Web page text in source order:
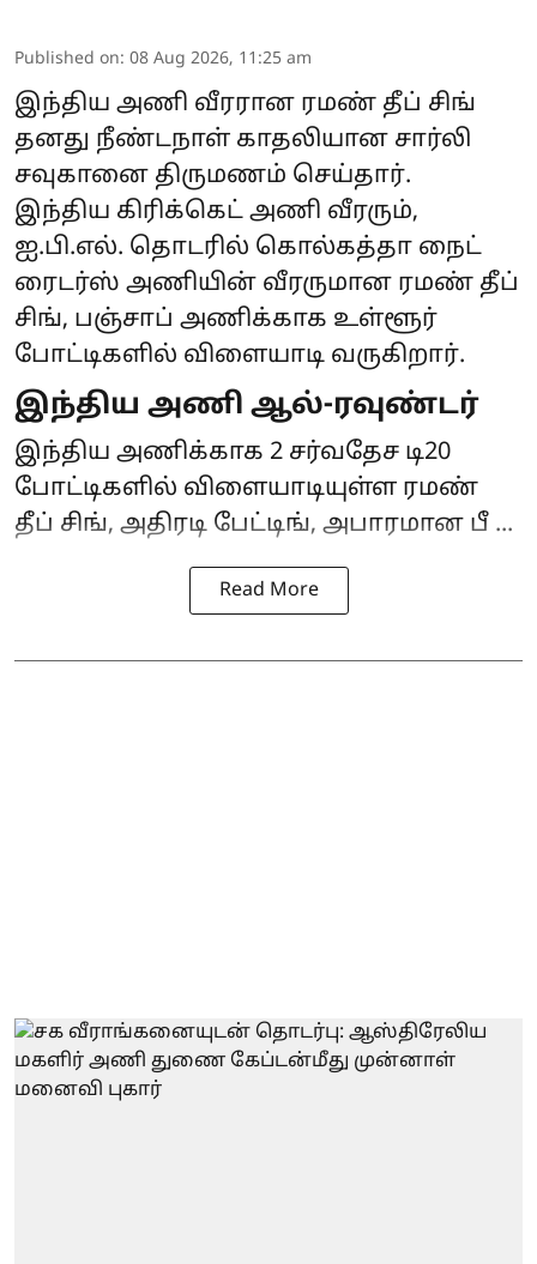
Published on: 08 Aug 2026, 11:25 am
இந்திய அணி வீரரான ரமண் தீப் சிங்
தனது நீண்டநாள் காதலியான சார்லி
சவுகானை திருமணம் செய்தார்.
இந்திய கிரிக்கெட் அணி வீரரும்,
ஐ.பி.எல். தொடரில் கொல்கத்தா நைட்
ரைடர்ஸ் அணியின் வீரருமான ரமண் தீப்
சிங், பஞ்சாப் அணிக்காக உள்ளூர்
போட்டிகளில் விளையாடி வருகிறார்.
இந்திய அணி ஆல்-ரவுண்டர்
இந்திய அணிக்காக 2 சர்வதேச டி20
போட்டிகளில் விளையாடியுள்ள ரமண்
தீப் சிங், அதிரடி பேட்டிங், அபாரமான பீ ...
Read More